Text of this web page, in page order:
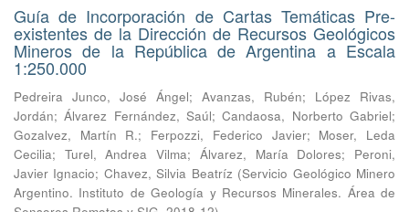
Guía de Incorporación de Cartas Temáticas Pre-
existentes de la Dirección de Recursos Geológicos
Mineros de la República de Argentina a Escala
1:250.000
Pedreira Junco, José Ángel; Avanzas, Rubén; López Rivas,
Jordán;Álvarez Fernández, Saúl;Candaosa, Norberto Gabriel;
Gozalvez, Martín R.; Ferpozzi, Federico Javier; Moser, Leda
Cecilia; Turel, Andrea Vilma; Álvarez, María Dolores; Peroni,
Javier Ignacio; Chavez, Silvia Beatríz (Servicio Geológico Minero
Argentino. Instituto de Geología y Recursos Minerales. Área de